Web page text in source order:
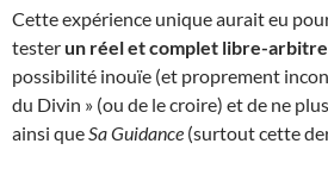
Cette expérience unique aurait eu
testerun réel et complet libre-arbitre
possibilité inouïe (et proprement
du Divin » (ou de le croire) et de ne
ainsi que Sa Guidance (surtout cette